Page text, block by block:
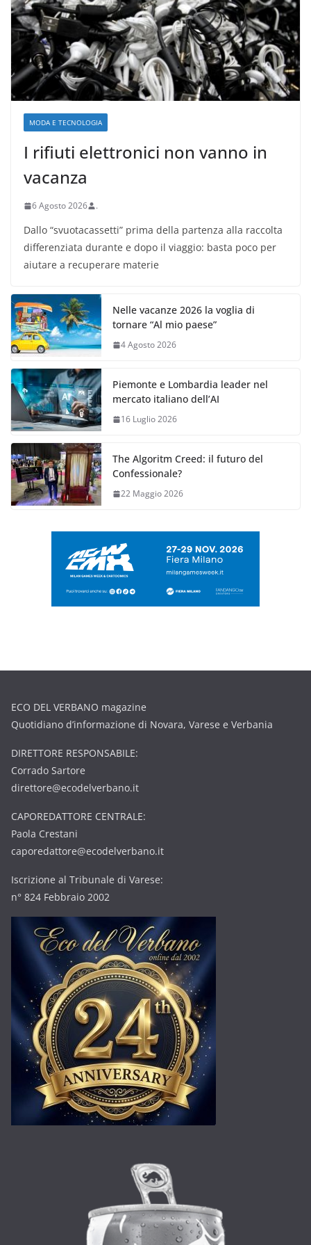
MODA E TECNOLOGIA
I rifiuti elettronici non vanno in
vacanza
6 Agosto 2026 .
Dallo “svuotacassetti” prima della partenza alla raccolta
differenziata durante e dopo il viaggio: basta poco per
aiutare a recuperare materie
Nelle vacanze 2026 la voglia di
tornare “Al mio paese”
4 Agosto 2026
Piemonte e Lombardia leader nel
mercato italiano dell’AI
16 Luglio 2026
The Algoritm Creed: il futuro del
Confessionale?
22 Maggio 2026
ECO DEL VERBANO magazine
Quotidiano d’informazione di Novara, Varese e Verbania
DIRETTORE RESPONSABILE:
Corrado Sartore
direttore@ecodelverbano.it
CAPOREDATTORE CENTRALE:
Paola Crestani
caporedattore@ecodelverbano.it
Iscrizione al Tribunale di Varese:
n° 824 Febbraio 2002